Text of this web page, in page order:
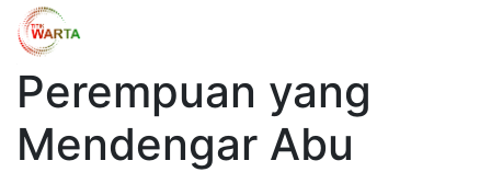
Perempuan yang
Mendengar Abu